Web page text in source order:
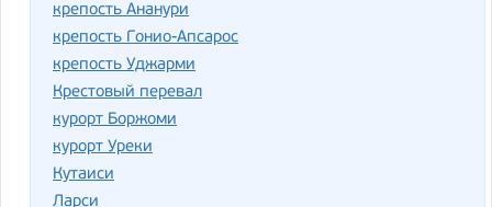
крепость Ананури
крепость Гонио-Апсарос
крепость Уджарми
Крестовый перевал
курорт Боржоми
курорт Уреки
Кутаиси
Ларси